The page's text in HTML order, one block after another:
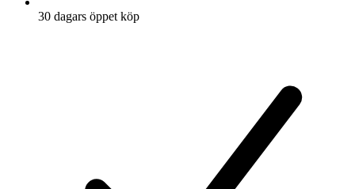
30 dagars öppet köp